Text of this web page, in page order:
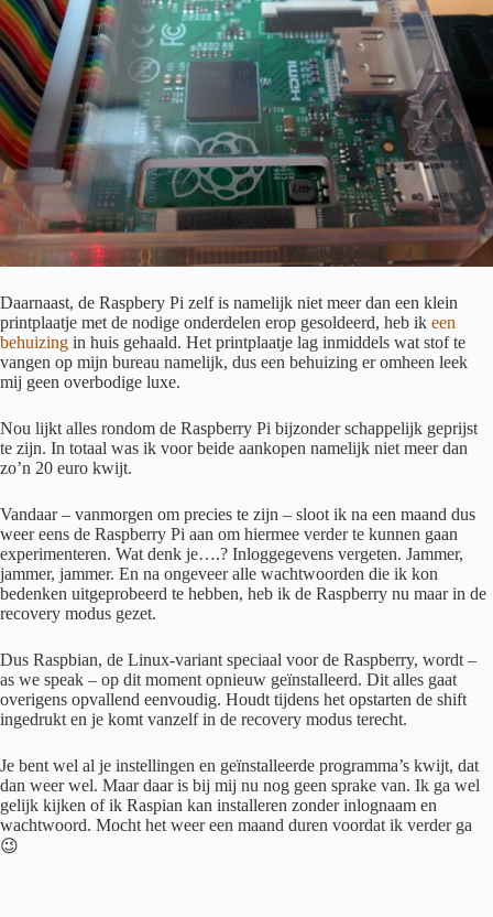
Daarnaast, de Raspbery Pi zelf is namelijk niet meer dan een klein
printplaatje met de nodige onderdelen erop gesoldeerd, heb ik een
behuizing in huis gehaald. Het printplaatje lag inmiddels wat stof te
vangen op mijn bureau namelijk, dus een behuizing er omheen leek
mij geen overbodige luxe.
Nou lijkt alles rondom de Raspberry Pi bijzonder schappelijk geprijst
te zijn. In totaal was ik voor beide aankopen namelijk niet meer dan
zo’n 20 euro kwijt.
Vandaar – vanmorgen om precies te zijn – sloot ik na een maand dus
weer eens de Raspberry Pi aan om hiermee verder te kunnen gaan
experimenteren. Wat denk je….? Inloggegevens vergeten. Jammer,
jammer, jammer. En na ongeveer alle wachtwoorden die ik kon
bedenken uitgeprobeerd te hebben, heb ik de Raspberry nu maar in de
recovery modus gezet.
Dus Raspbian, de Linux-variant speciaal voor de Raspberry, wordt –
as we speak – op dit moment opnieuw geïnstalleerd. Dit alles gaat
overigens opvallend eenvoudig. Houdt tijdens het opstarten de shift
ingedrukt en je komt vanzelf in de recovery modus terecht.
Je bent wel al je instellingen en geïnstalleerde programma’s kwijt, dat
dan weer wel. Maar daar is bij mij nu nog geen sprake van. Ik ga wel
gelijk kijken of ik Raspian kan installeren zonder inlognaam en
wachtwoord. Mocht het weer een maand duren voordat ik verder ga
😉